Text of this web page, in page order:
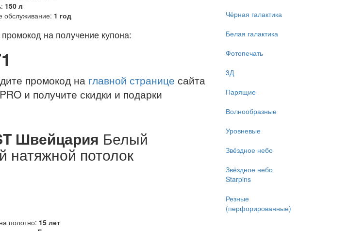
150 л
обслуживание: 1 год
на получение купона:
промокод на главной странице сайта
и получите скидки и подарки
Швейцария Белый
натяжной потолок
полотно: 15 лет
Чёрная галактика
Белая галактика
Фотопечать
3Д
Парящие
Волнообразные
Уровневые
Звёздное небо
Звёздное небо
Starpins
Резные
(перфорированные)